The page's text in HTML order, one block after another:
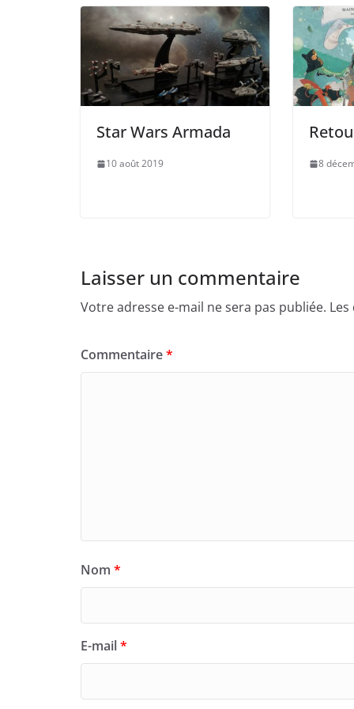
k
Star Wars Armada
10 août 2019 8
Laisser un commentaire
Votre adresse e-mail ne sera pas publiée.
Commentaire*
Nom *
E-mail*